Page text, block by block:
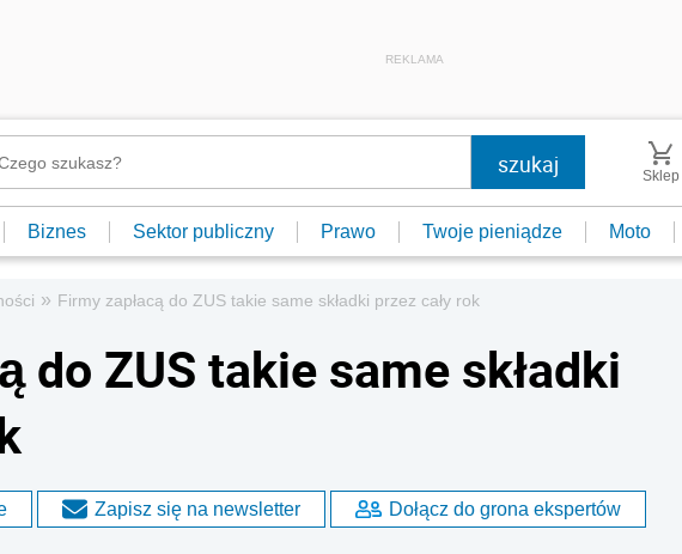
REKLAMA
Sklep
Biznes Sektor publiczny Prawo Twoje pieniądze Moto
» Firmy zapłacą do ZUS takie same składki przez cały rok
do ZUS takie same składki
Zapisz się na newsletter Dołącz do grona ekspertów